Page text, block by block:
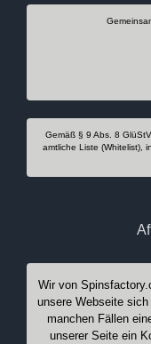
Gemäß § 9 Abs. 8
amtliche Liste (Whitelist),
Wir von
unsere Webseite
manchen Fällen
unserer Seite ein